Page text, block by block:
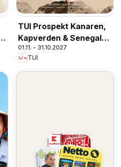
TUI Prospekt Kanaren,
Kapverden & Senegal
2026/27
01.11. - 31.10.2027
TUI